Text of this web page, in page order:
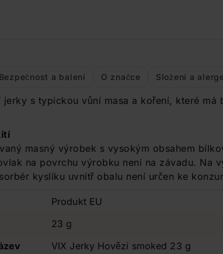
Bezpečnost a balení O značce Složení a
jerky s typickou vůní masa a koření, které má
masný výrobek s vysokým obsahem
na povrchu výrobku není na závadu. Na
kyslíku uvnitř obalu není určen ke
Produkt EU
23 g
VIX Jerky Hovězí smoked 23 g